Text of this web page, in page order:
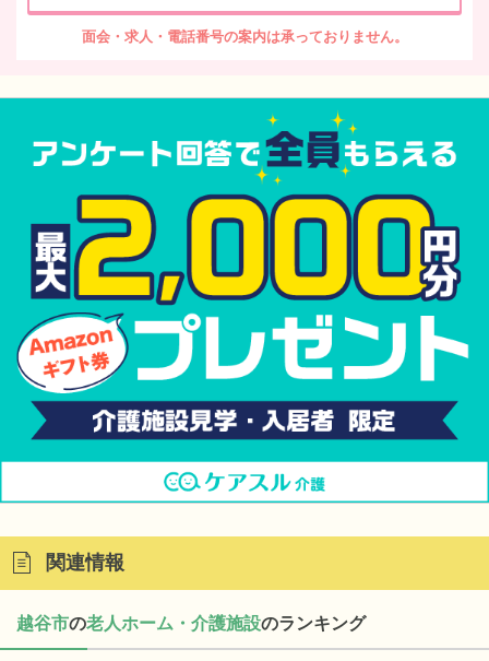
面会・求人・電話番号の案内は承っておりません。
関連情報
越谷市の老人ホーム・介護施設のランキング